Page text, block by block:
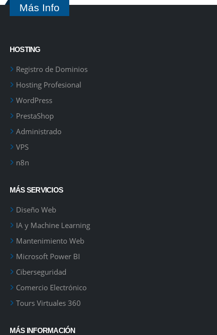
Más Info
HOSTING
Registro de Dominios
Hosting Profesional
WordPress
PrestaShop
Administrado
VPS
n8n
MÁS SERVICIOS
Diseño Web
IA y Machine Learning
Mantenimiento Web
Microsoft Power BI
Ciberseguridad
Comercio Electrónico
Tours Virtuales 360
MÁS INFORMACIÓN